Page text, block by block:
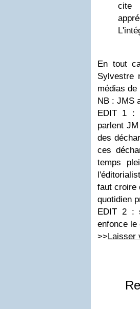
cite
En tout
Sylvestre
médias de
NB : JMS
EDIT 1 :
parlent
des
ces
temps
faut croire
quotidien
EDIT 2 :
enfonce le
>>Laisser